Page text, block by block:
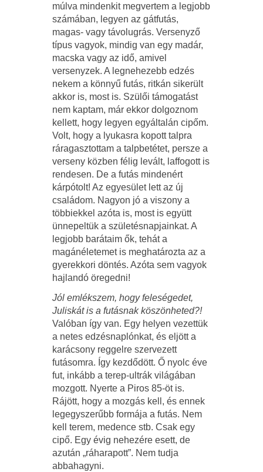
múlva mindenkit megvertem a legjobb
számában, legyen az gátfutás,
magas- vagy távolugrás. Versenyző
típus vagyok, mindig van egy madár,
macska vagy az idő, amivel
versenyzek. A legnehezebb edzés
nekem a könnyű futás, ritkán sikerült
akkor is, most is. Szülői támogatást
nem kaptam, már ekkor dolgoznom
kellett, hogy legyen egyáltalán cipőm.
Volt, hogy a lyukasra kopott talpra
ráragasztottam a talpbetétet, persze a
verseny közben félig levált, laffogott is
rendesen. De a futás mindenért
kárpótolt! Az egyesület lett az új
családom. Nagyon jó a viszony a
többiekkel azóta is, most is együtt
ünnepeltük a születésnapjainkat. A
legjobb barátaim ők, tehát a
magánéletemet is meghatározta az a
gyerekkori döntés. Azóta sem vagyok
hajlandó öregedni!
Jól emlékszem, hogy feleségedet,
Juliskát is a futásnak köszönheted?!
Valóban így van. Egy helyen vezettük
a netes edzésnaplónkat, és eljött a
karácsony reggelre szervezett
futásomra. Így kezdődött. Ő nyolc éve
fut, inkább a terep-ultrák világában
mozgott. Nyerte a Piros 85-öt is.
Rájött, hogy a mozgás kell, és ennek
legegyszerűbb formája a futás. Nem
kell terem, medence stb. Csak egy
cipő. Egy évig nehezére esett, de
azután „ráharapott”. Nem tudja
abbahagyni.